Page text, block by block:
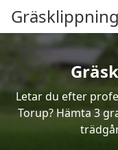
Letar du efter
Torup? Hämta 3